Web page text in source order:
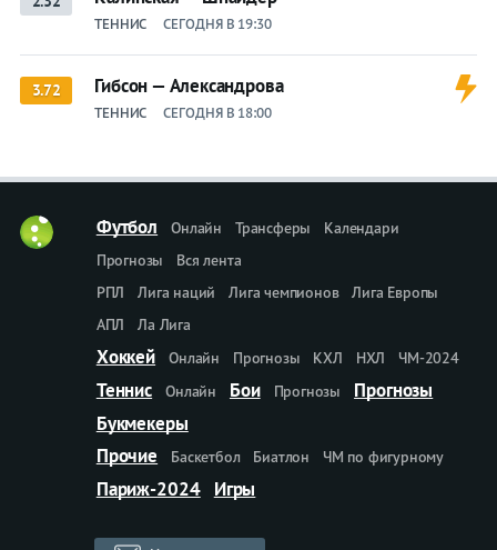
ТЕННИС СЕГОДНЯ В 19:30
3.72 Гибсон — Александрова
ТЕННИС СЕГОДНЯ В 18:00
Футбол Онлайн Трансферы
Календари
Прогнозы
Вся лента
РПЛ
Лига наций Лига чемпионов
Лига Европы
АПЛ
Ла Лига
Хоккей Онлайн Прогнозы КХЛ НХЛ ЧМ-2024
Теннис Онлайн Бои Прогнозы
Прогнозы
Букмекеры
Прочие
Баскетбол Биатлон ЧМ по фигурному
Париж-2024 Игры